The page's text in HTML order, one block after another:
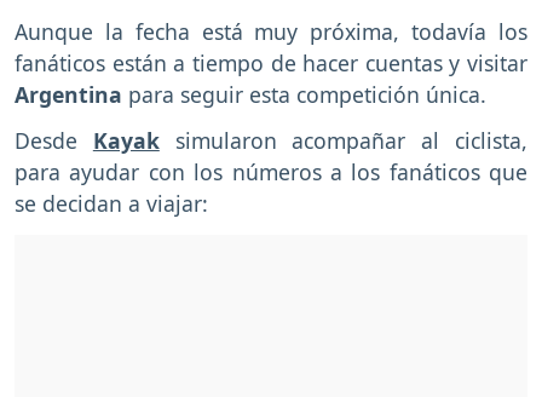
Aunque la fecha está muy próxima, todavía los
fanáticos están a tiempo de hacer cuentas y visitar
Argentina para seguir esta competición única.
Desde Kayaksimularon acompañar al ciclista,
para ayudar con los números a los fanáticos que
se decidan a viajar: